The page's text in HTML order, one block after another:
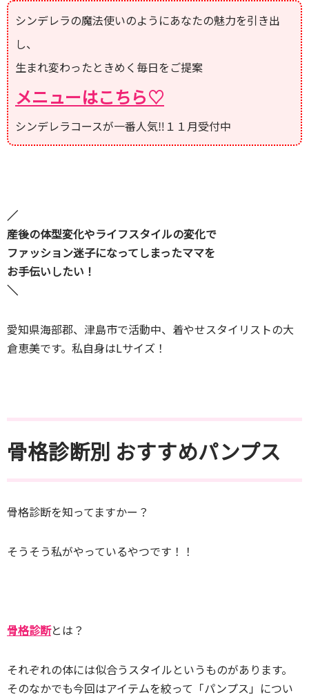
シンデレラの魔法使いのようにあなたの魅力を引き出
し、
生まれ変わったときめく毎日をご提案
メニューはこちら♡
シンデレラコースが一番人気‼１１月受付中
／
産後の体型変化やライフスタイルの変化で
ファッション迷子になってしまったママを
お手伝いしたい！
＼
愛知県海部郡、津島市で活動中、着やせスタイリストの大
倉恵美です。私自身はLサイズ！
骨格診断別 おすすめパンプス
骨格診断を知ってますかー？
そうそう私がやっているやつです！！
骨格診断とは？
それぞれの体には似合うスタイルというものがあります。
そのなかでも今回はアイテムを絞って「パンプス」につい